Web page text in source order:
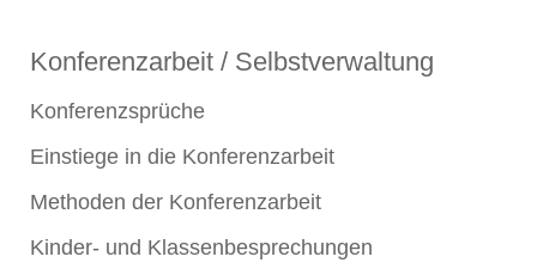
Konferenzarbeit / Selbstverwaltung
Konferenzsprüche
Einstiege in die Konferenzarbeit
Methoden der Konferenzarbeit
Kinder- und Klassenbesprechungen